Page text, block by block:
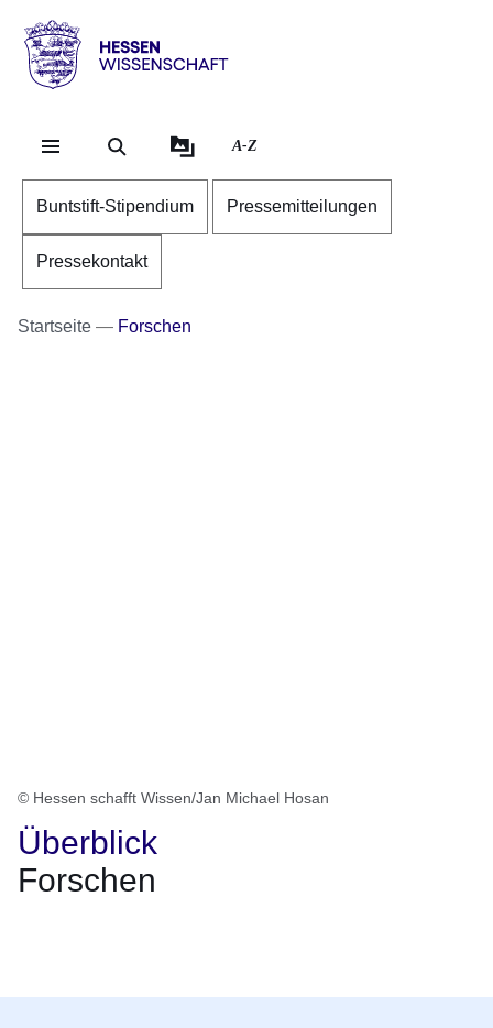
Hessen
Wissenschaft
A-Z
Buntstift-Stipendium Pressemitteilungen
Pressekontakt
Startseite Forschen
© Hessen schafft Wissen/Jan Michael Hosan
Überblick
Forschen